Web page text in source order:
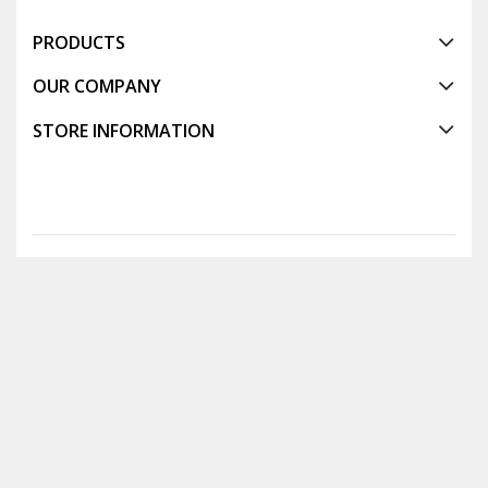
PRODUCTS
OUR COMPANY
STORE INFORMATION